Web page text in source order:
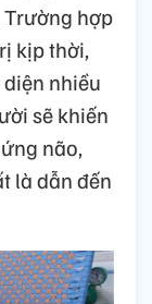
Trường hợp
kịp thời,
nhiều
sẽ khiến
não,
là dẫn đến